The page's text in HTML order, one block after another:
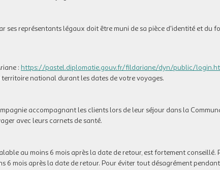
ses représentants légaux doit être muni de sa pièce d'identité et du
: https://pastel.diplomatie.gouv.fr/fildariane/dyn/public/
national durant les dates de votre voyages.
accompagnant les clients lors de leur séjour dans la
avec leurs carnets de santé.
au moins 6 mois après la date de retour, est fortement conseillé.
6 mois après la date de retour. Pour éviter tout désagrément